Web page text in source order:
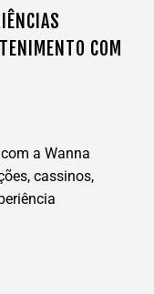
COM
a Wanna
cassinos,